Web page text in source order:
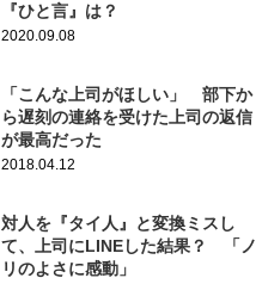
『ひと言』は？
2020.09.08
「こんな上司がほしい」 部下か
ら遅刻の連絡を受けた上司の返信
が最高だった
2018.04.12
対人を『タイ人』と変換ミスし
て、上司にLINEした結果？ 「ノ
リのよさに感動」